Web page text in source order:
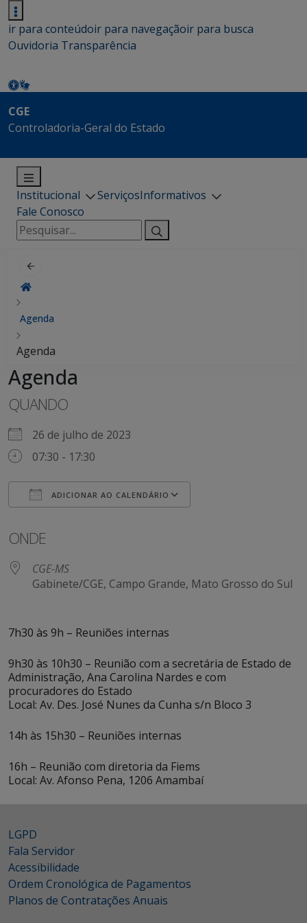
ir para conteúdoir para navegaçãoir para busca
Ouvidoria Transparência
CGE
Controladoria-Geral do Estado
Institucional ServiçosInformativos
Fale Conosco
Pesquisar
por:
Agenda
Agenda
Agenda
QUANDO
26 de julho de 2023
07:30 - 17:30
ADICIONAR AO CALENDÁRIO
ONDE
CGE-MS
Gabinete/CGE, Campo Grande, Mato Grosso do Sul
7h30 às 9h – Reuniões internas
9h30 às 10h30 – Reunião com a secretária de Estado de
Administração, Ana Carolina Nardes e com
procuradores do Estado
Local: Av. Des. José Nunes da Cunha s/n Bloco 3
14h às 15h30 – Reuniões internas
16h – Reunião com diretoria da Fiems
Local: Av. Afonso Pena, 1206 Amambaí
LGPD
Fala Servidor
Acessibilidade
Ordem Cronológica de Pagamentos
Planos de Contratações Anuais